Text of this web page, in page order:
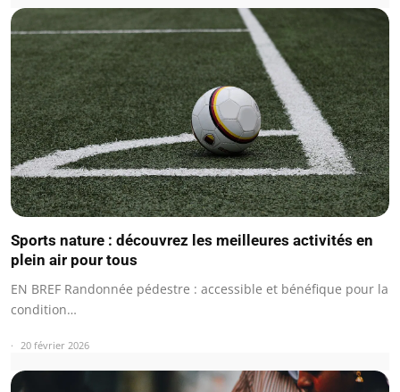
Sports nature : découvrez les meilleures activités en
plein air pour tous
EN BREF Randonnée pédestre : accessible et bénéfique pour la
condition…
20 février 2026